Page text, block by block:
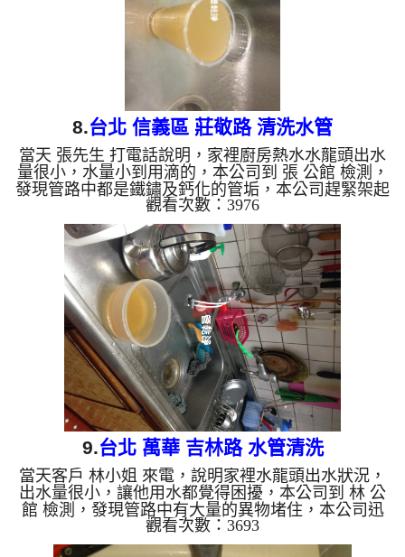
8.台北 信義區 莊敬路 清洗水管
當天 張先生 打電話說明，家裡廚房熱水水龍頭出水
量很小，水量小到用滴的，本公司到 張 公館 檢測，
發現管路中都是鐵鏽及鈣化的管垢，本公司趕緊架起
水管管路清洗機 ，開始 清洗水管 ，綠水從水龍頭流
出，噴出不少髒東西，髒水源源不絕，如下圖及影
片，讓客戶 張先生 看傻了眼，清洗時數次讓水管堵
住，本公司改用特殊工法， 水管清洗 約兩個小時
後，出水也正常，張先生 能正常洗碗洗菜了。 清洗
水管, 水管清洗, 洗水管, 熱水管堵塞, 熱水忽冷忽熱,
洗管路, 清管路 ...
觀看次數：3976
9.台北 萬華 吉林路 水管清洗
當天客戶 林小姐 來電，說明家裡水龍頭出水狀況，
出水量很小，讓他用水都覺得困擾，本公司到 林 公
館 檢測，發現管路中有大量的異物堵住，本公司迅
速架起 水管清洗機 ，開始 清洗水管 ，黃水從水龍頭
流出，噴出不少塊狀的異物，黃水源源不絕，如下圖
觀看次數：3693